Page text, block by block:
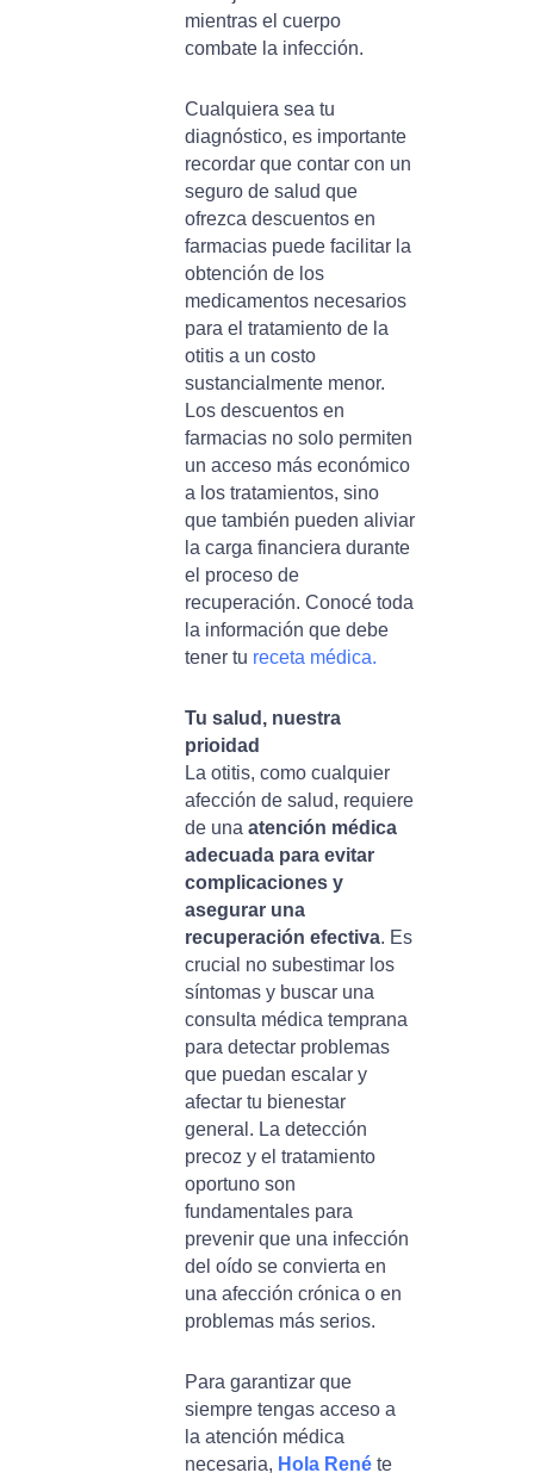
mientras el cuerpo
combate la infección.
Cualquiera sea tu
diagnóstico, es importante
recordar que contar con un
seguro de salud que
ofrezca descuentos en
farmacias puede facilitar la
obtención de los
medicamentos necesarios
para el tratamiento de la
otitis a un costo
sustancialmente menor.
Los descuentos en
farmacias no solo permiten
un acceso más económico
a los tratamientos, sino
que también pueden aliviar
la carga financiera durante
el proceso de
recuperación. Conocé toda
la información que debe
tener tu receta médica.
Tu salud, nuestra
prioidad
La otitis, como cualquier
afección de salud, requiere
de una atención médica
adecuada para evitar
complicaciones y
asegurar una
recuperación efectiva. Es
crucial no subestimar los
síntomas y buscar una
consulta médica temprana
para detectar problemas
que puedan escalar y
afectar tu bienestar
general. La detección
precoz y el tratamiento
oportuno son
fundamentales para
prevenir que una infección
del oído se convierta en
una afección crónica o en
problemas más serios.
Para garantizar que
siempre tengas acceso a
la atención médica
necesaria, Hola René te